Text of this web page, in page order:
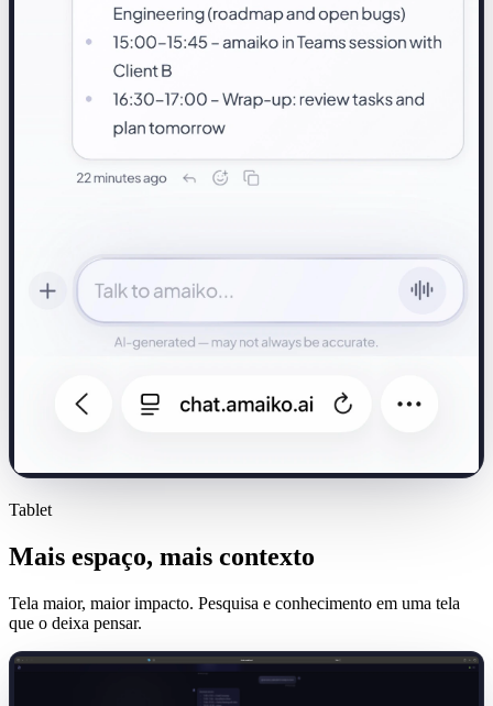
Tablet
Mais espaço, mais contexto
Tela maior, maior impacto. Pesquisa e conhecimento em uma tela
que o deixa pensar.